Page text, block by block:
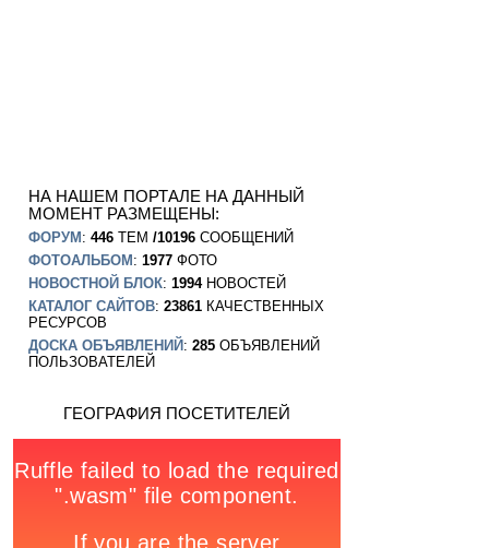
НА НАШЕМ ПОРТАЛЕ НА ДАННЫЙ
МОМЕНТ РАЗМЕЩЕНЫ:
ФОРУМ : 446 ТЕМ /10196 СООБЩЕНИЙ
ФОТОАЛЬБОМ : 1977 ФОТО
НОВОСТНОЙ БЛОК: 1994НОВОСТЕЙ
КАТАЛОГ САЙТОВ: 23861 КАЧЕСТВЕННЫХ
РЕСУРСОВ
ДОСКА ОБЪЯВЛЕНИЙ : 285 ОБЪЯВЛЕНИЙ
ПОЛЬЗОВАТЕЛЕЙ
ГЕОГРАФИЯ ПОСЕТИТЕЛЕЙ